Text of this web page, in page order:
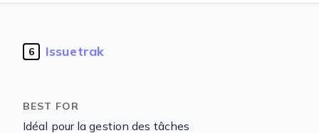
6 Issuetrak
Idéal pour la gestion des tâches